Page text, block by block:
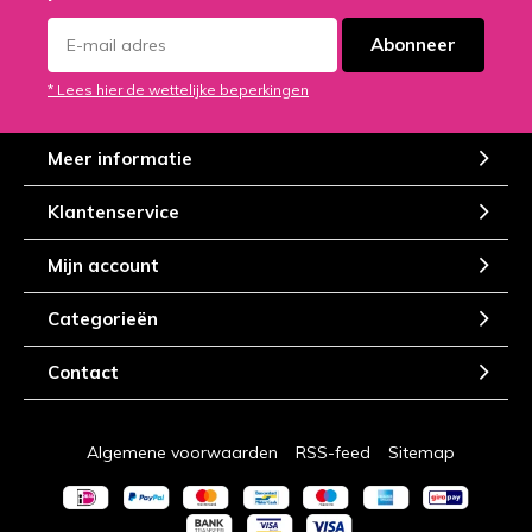
50, dat mag toch niet ontbreken in de grootste online
snoepwinkel? Iedereen kent natuurlijk het klassieke Haribo
snoep en nu kun je het ook nog eens kopen in
grootverpakkingen! Vaak zijn de snoepjes individueel verpakt,
gemakkelijk kleine snoepjes voor tussendoor zijn.
Herken je het volgende klassieke Haribosnoepgoed nog?
Goudbeertjes Haribo
Groene Kikkers Haribo
Zoute Rijen Haribo
Schuim Bananen Haribo
Perziken Haribo
Red Band snoep
tijdens een feestje of zomaar, Red Band snoep is altijd lekker!
Abonneer
* Lees hier de wettelijke beperkingen
Meer informatie
Klantenservice
Mijn account
Categorieën
Contact
Algemene voorwaarden RSS-feed Sitemap